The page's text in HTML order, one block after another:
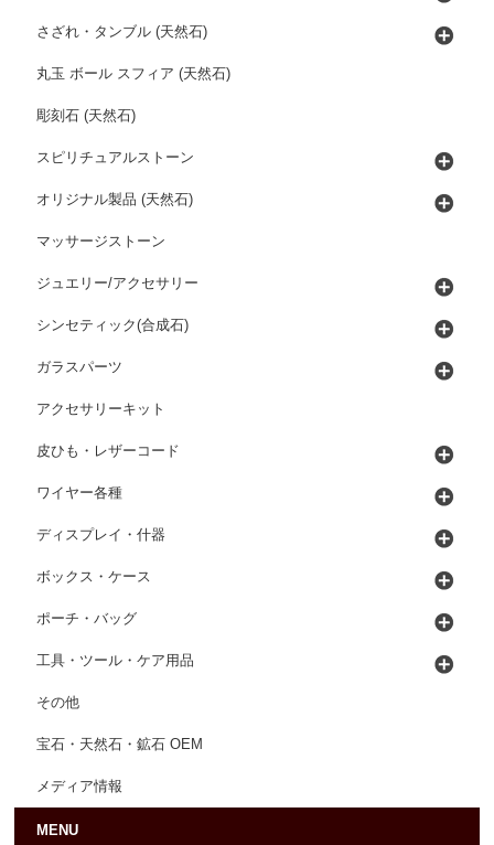
さざれ・タンブル (天然石)
丸玉 ボール スフィア (天然石)
彫刻石 (天然石)
スピリチュアルストーン
オリジナル製品 (天然石)
マッサージストーン
ジュエリー/アクセサリー
シンセティック(合成石)
ガラスパーツ
アクセサリーキット
皮ひも・レザーコード
ワイヤー各種
ディスプレイ・什器
ボックス・ケース
ポーチ・バッグ
工具・ツール・ケア用品
その他
宝石・天然石・鉱石 OEM
メディア情報
MENU